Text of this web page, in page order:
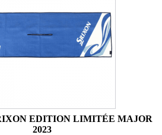
EDITION LIMITÉE MAJOR
2023